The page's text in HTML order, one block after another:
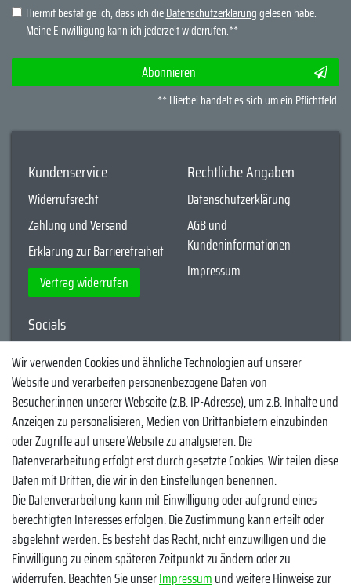
Hiermit bestätige ich, dass ich dieDaten­schutz­erklärunggelesen habe.
Meine Einwilligung kann ich jederzeit widerrufen.**
Abonnieren
** Hierbei handelt es sich um ein Pflichtfeld.
Kundenservice
Widerrufsrecht
Zahlung und Versand
Erklärung zur Barrierefreiheit
Vertrag widerrufen
Rechtliche Angaben
Datenschutzerklärung
AGB und
Kundeninformationen
Impressum
Socials
YouTube
Facebook
Instagram
TikTok
Zahlungsmethoden
Wir verwenden Cookies und ähnliche Technologien auf unserer
Website und verarbeiten personenbezogene Daten von
Besucher:innen unserer Webseite (z.B. IP-Adresse), um z.B. Inhalte und
Anzeigen zu personalisieren, Medien von Drittanbietern einzubinden
oder Zugriffe auf unsere Website zu analysieren. Die
Datenverarbeitung erfolgt erst durch gesetzte Cookies. Wir teilen diese
Daten mit Dritten, die wir in den Einstellungen benennen.
Die Datenverarbeitung kann mit Einwilligung oder aufgrund eines
berechtigten Interesses erfolgen. Die Zustimmung kann erteilt oder
abgelehnt werden. Es besteht das Recht, nicht einzuwilligen und die
Einwilligung zu einem späteren Zeitpunkt zu ändern oder zu
widerrufen. Beachten Sie unserImpressumund weitere Hinweise zur